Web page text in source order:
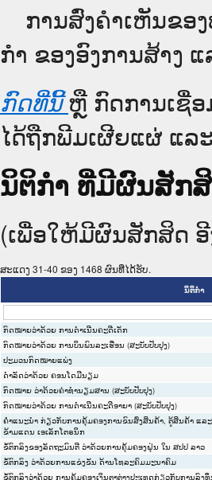
ການສົ່ງຄໍາເຫັນຂອ
ກຳ ຂອງອົງການສ້າງ
ກົດທີ່ນີ້ ຫຼື ກົດການເຊື່ອ
ໄດ້ຖືກພີມເຜີຍແຜ່ ແລ
ນິຕິກໍາ ທີ່ມີຜົນສັກ
(ເພື່ອໃຫ້ມີຜົນສັກສິດ
ສະແດງ 31-40 ຂອງ 1468 ຜົນທີ່ໄດ້ຮັບ.
ນິຕິກໍາ
ກົດໝາຍວ່າດ້ວຍ ການດຳເນີນຄະດີເດັກ
ກົດໝາຍວ່າດ້ວຍ ການບິນພົນລະເຮືອນ (ສະບັບປັບປຸງ)
ປະມວນກົດໝາຍແພ່ງ
ດໍາລັດວ່າດ້ວຍ ຄອນໂດມີນຽມ
ກົດໝາຍ ວ່າດ້ວຍຄ່າທໍານຽມສານ (ສະບັບປັບປຸງ)
ກົດໝາຍວ່າດ້ວຍ ການດຳເນີນຄະດີອາຍາ (ສະບັບປັບປຸງ)
ຄຳແນະນຳ ກ່ຽວກັບການຄຸ້ມຄອງການຂົນສົ່ງສິນຄ້າ, ຕູ້ສິນຄ້າ ແລ
ຂ້າມແດນ ເອເລັກໂຕຣນິກ
ຂໍ້ຕົກລົງຂອງລັດຖະມົນຕີ ວ່າດ້ວຍການຄຸ້ມຄອງຝຸ່ນ ໃນ ສປປ ລາວ
ຂໍ້ຕົກລົງ ວ່າດ້ວຍການແຂ່ງຂັນ ດ້ານໂທລະຄົມມະນາຄົມ
ຂໍ້ຕົກລົງວ່າດ້ວຍ ການຄຸ້ມຄອງເງິນຕາຕ່າງປະເທດກ່ຽວກັບການລົງທຶ